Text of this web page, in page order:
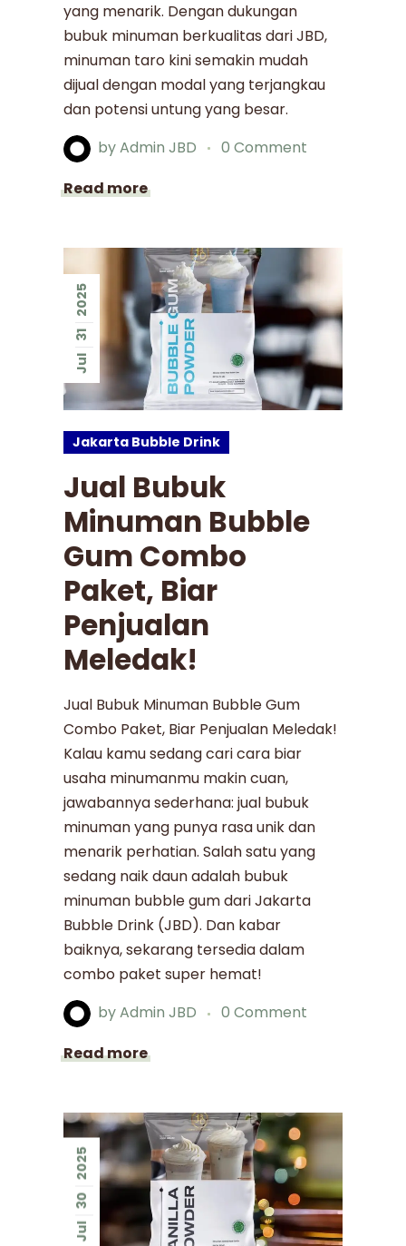
yang menarik. Dengan dukungan
bubuk minuman berkualitas dari JBD,
minuman taro kini semakin mudah
dijual dengan modal yang terjangkau
dan potensi untung yang besar.
byAdmin JBD
0 Comment
Read more
Jul
31
2025
Jakarta Bubble Drink
Jual Bubuk
Minuman Bubble
Gum Combo
Paket, Biar
Penjualan
Meledak!
Jual Bubuk Minuman Bubble Gum
Combo Paket, Biar Penjualan Meledak!
Kalau kamu sedang cari cara biar
usaha minumanmu makin cuan,
jawabannya sederhana: jual bubuk
minuman yang punya rasa unik dan
menarik perhatian. Salah satu yang
sedang naik daun adalah bubuk
minuman bubble gum dari Jakarta
Bubble Drink (JBD). Dan kabar
baiknya, sekarang tersedia dalam
combo paket super hemat!
byAdmin JBD
0 Comment
Read more
Jul
30
2025